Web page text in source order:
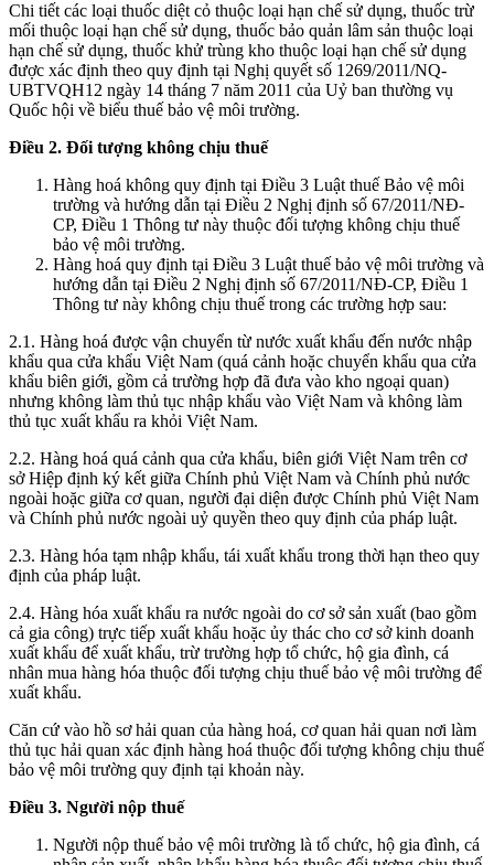
Chi tiết các loại thuốc diệt cỏ thuộc loại hạn chế sử dụng, thuốc trừ
mối thuộc loại hạn chế sử dụng, thuốc bảo quản lâm sản thuộc loại
hạn chế sử dụng, thuốc khử trùng kho thuộc loại hạn chế sử dụng
được xác định theo quy định tại Nghị quyết số 1269/2011/NQ-
UBTVQH12 ngày 14 tháng 7 năm 2011 của Uỷ ban thường vụ
Quốc hội về biểu thuế bảo vệ môi trường.
Điều 2. Đối tượng không chịu thuế
Hàng hoá không quy định tại Điều 3 Luật thuế Bảo vệ môi
trường và hướng dẫn tại Điều 2 Nghị định số 67/2011/NĐ-
CP, Điều 1 Thông tư này thuộc đối tượng không chịu thuế
bảo vệ môi trường.
Hàng hoá quy định tại Điều 3 Luật thuế bảo vệ môi trường và
hướng dẫn tại Điều 2 Nghị định số 67/2011/NĐ-CP, Điều 1
Thông tư này không chịu thuế trong các trường hợp sau:
2.1. Hàng hoá được vận chuyển từ nước xuất khẩu đến nước nhập
khẩu qua cửa khẩu Việt Nam (quá cảnh hoặc chuyển khẩu qua cửa
khẩu biên giới, gồm cả trường hợp đã đưa vào kho ngoại quan)
nhưng không làm thủ tục nhập khẩu vào Việt Nam và không làm
thủ tục xuất khẩu ra khỏi Việt Nam.
2.2. Hàng hoá quá cảnh qua cửa khẩu, biên giới Việt Nam trên cơ
sở Hiệp định ký kết giữa Chính phủ Việt Nam và Chính phủ nước
ngoài hoặc giữa cơ quan, người đại diện được Chính phủ Việt Nam
và Chính phủ nước ngoài uỷ quyền theo quy định của pháp luật.
2.3. Hàng hóa tạm nhập khẩu, tái xuất khẩu trong thời hạn theo quy
định của pháp luật.
2.4. Hàng hóa xuất khẩu ra nước ngoài do cơ sở sản xuất (bao gồm
cả gia công) trực tiếp xuất khẩu hoặc ủy thác cho cơ sở kinh doanh
xuất khẩu để xuất khẩu, trừ trường hợp tổ chức, hộ gia đình, cá
nhân mua hàng hóa thuộc đối tượng chịu thuế bảo vệ môi trường để
xuất khẩu.
Căn cứ vào hồ sơ hải quan của hàng hoá, cơ quan hải quan nơi làm
thủ tục hải quan xác định hàng hoá thuộc đối tượng không chịu thuế
bảo vệ môi trường quy định tại khoản này.
Điều 3. Người nộp thuế
Người nộp thuế bảo vệ môi trường là tổ chức, hộ gia đình, cá